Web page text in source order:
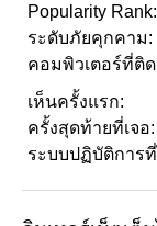
Popularity Rank:
ระดับภัยคุกคาม:
คอมพิวเตอร์ที่ติด
เห็นครั้งแรก:
ครั้งสุดท้ายที่เจอ:
ระบบปฏิบัติการ